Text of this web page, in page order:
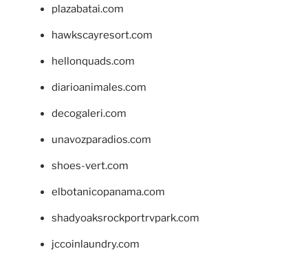
plazabatai.com
hawkscayresort.com
hellonquads.com
diarioanimales.com
decogaleri.com
unavozparadios.com
shoes-vert.com
elbotanicopanama.com
shadyoaksrockportrvpark.com
jccoinlaundry.com